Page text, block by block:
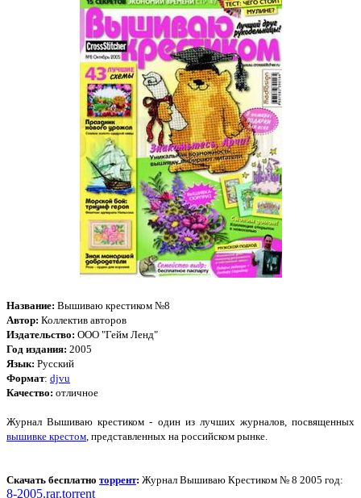
Название: Вышиваю крестиком №8
Автор: Коллектив авторов
Издательство: ООО "Гейм Ленд"
Год издания: 2005
Язык: Русский
Формат: djvu
Качество: отличное
Журнал Вышиваю крестиком - один из лучших журналов, посвященных
вышивке крестом , представленных на российском рынке.
Скачать бесплатно торрент: Журнал Вышиваю Крестиком № 8 2005 год:
8-2005.rar.torrent